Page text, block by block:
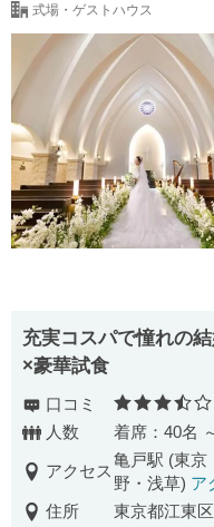
式場・ゲストハウス
充実コスパで憧れの
×豪華試食
口コミ
人数
着席：40名
アクセス
亀戸駅 (東京
野・浅草) ア
住所
東京都江東